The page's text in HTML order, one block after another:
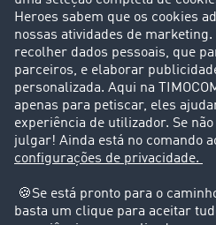
Clientes recomendam clientes
Casos de sucesso
Suporte
Suporte
Avisos legais
Ficha técnica